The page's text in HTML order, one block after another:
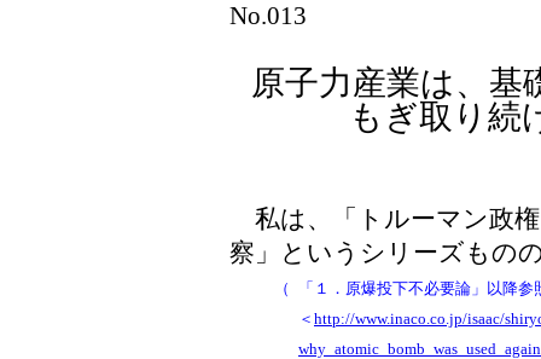
No.013
原子力産業は、基
もぎ取り続
私は、「トルーマン政
察」というシリーズもの
（
「１．原爆投下不必要論」以降参
＜ http://www.inaco.co.jp/isaac/